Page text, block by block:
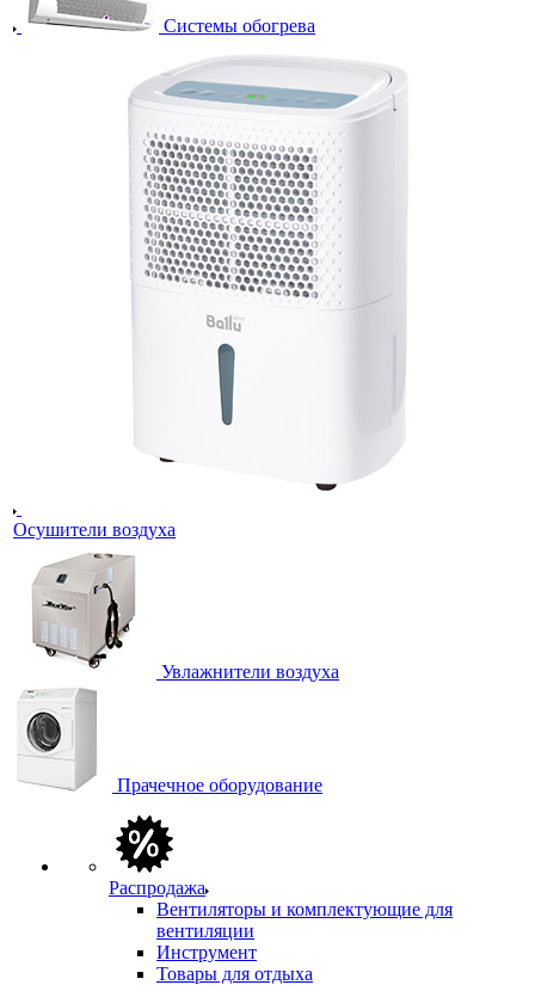
Системы обогрева
Осушители воздуха
Увлажнители воздуха
Прачечное оборудование
Распродажа
Вентиляторы и комплектующие для
вентиляции
Инструмент
Товары для отдыха